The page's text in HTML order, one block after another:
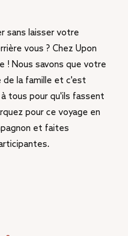
sans laisser votre
vous ? Chez Upon
! Nous savons que votre
de la famille et c'est
tous pour qu'ils fassent
pour ce voyage en
et faites